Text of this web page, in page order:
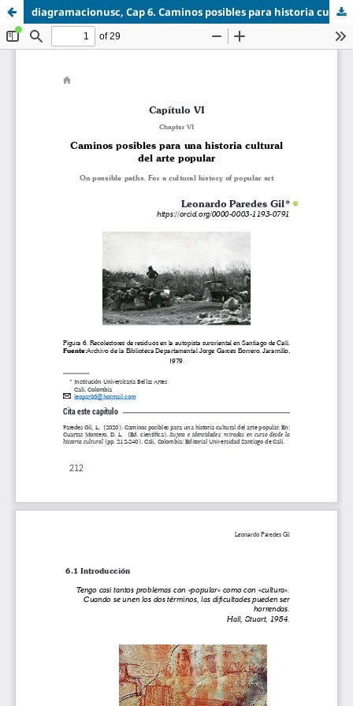
diagramacionusc, Cap 6. Caminos posibles para historia cultural del arte popular.pdf